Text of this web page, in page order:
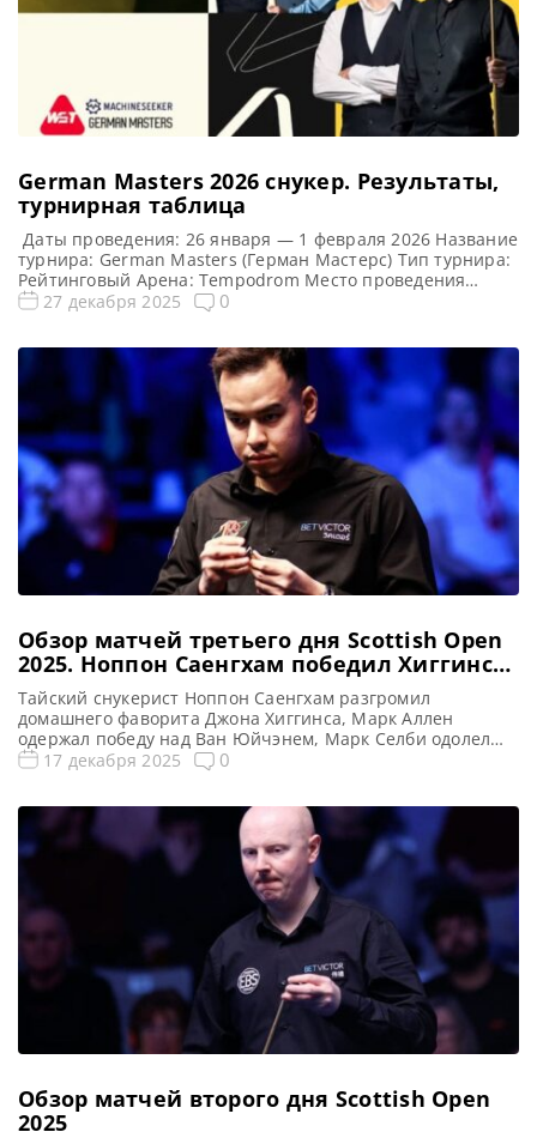
German Masters 2026 cнукер. Результаты,
турнирная таблица
Даты проведения: 26 января — 1 февраля 2026 Название
турнира: German Masters (Герман Мастерс) Тип турнира:
Рейтинговый Арена: Tempodrom Место проведения
(населенный пункт, город, страна): Берлин, Германия
таблица German Masters 2026: Герман Мастерс 2026
cнукер — турнирная сетка рейтингового турнира 1/16
финала 1/8 […]
27 декабря 2025 0
Обзор матчей третьего дня Scottish Open
2025. Ноппон Саенгхам победил Хиггинса
в 1/16 финала
Тайский снукерист Ноппон Саенгхам разгромил
домашнего фаворита Джона Хиггинса, Марк Аллен
одержал победу над Ван Юйчэнем, Марк Селби одолел
Хоссейна Вафаей, а Чжан Анда обыграл Мэттью Стивенса
талант, разгромив шотландца Джона Хиггинса со счетом
4-0 на турнире Scottish Open 2025. […]
17 декабря 2025 0
Обзор матчей второго дня Scottish Open
2025